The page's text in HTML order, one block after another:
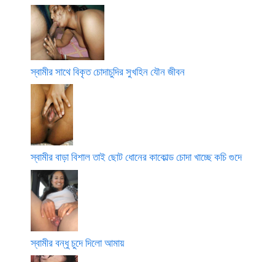
স্বামীর সাথে বিকৃত চোদাচুদির সুখহিন যৌন জীবন
স্বামীর বাড়া বিশাল তাই ছোট ধোনের কাকোল্ড চোদা খাচ্ছে কচি গুদে
স্বামীর বন্ধু চুদে দিলো আমায়